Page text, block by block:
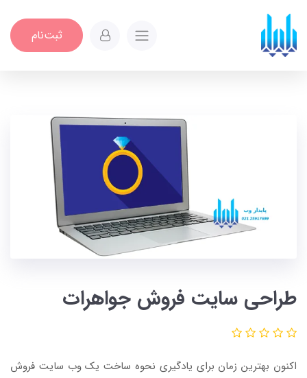
ثبت‌نام
طراحی سایت فروش جواهرات
اکنون بهترین زمان برای یادگیری نحوه ساخت یک وب سایت فروش